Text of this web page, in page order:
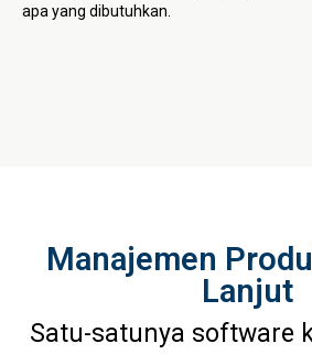
apa yang dibutuhkan.
Manajemen
Lanjut
Satu-satunya software